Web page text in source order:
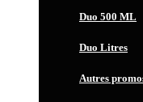
Duo 500 ML
Duo Litres
Autres